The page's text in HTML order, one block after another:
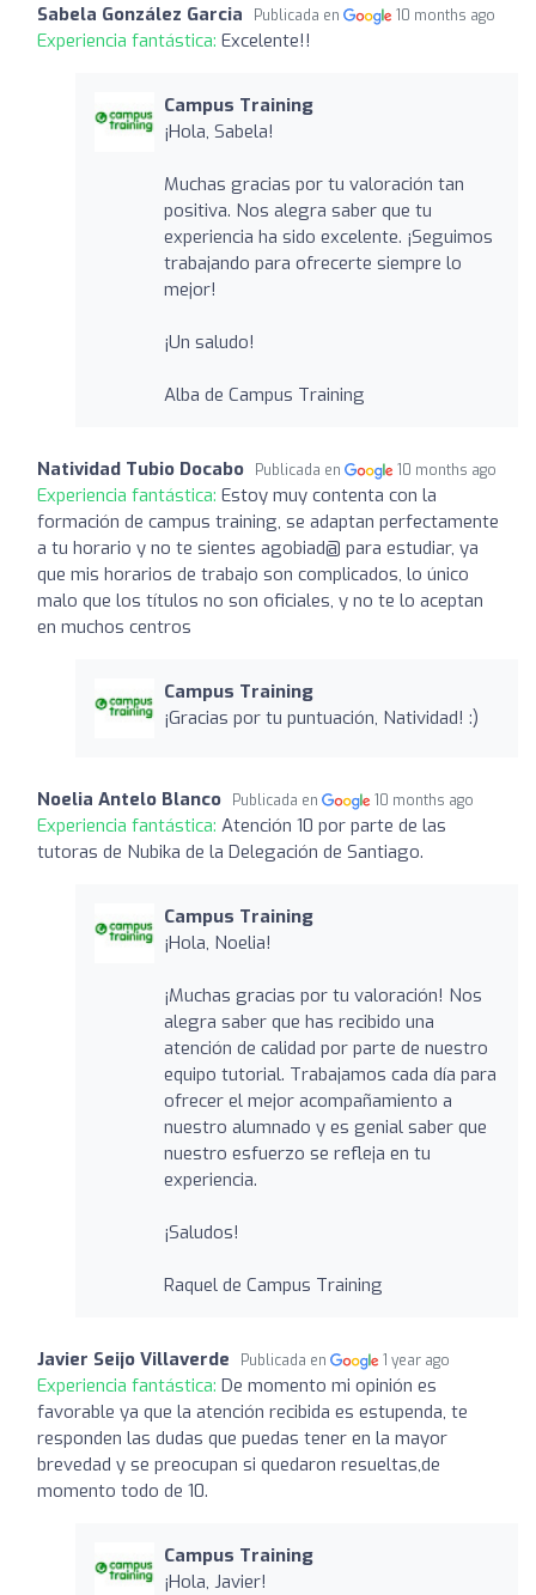
Sabela González Garcia Publicada en 10 months ago
Experiencia fantástica: Excelente!!
Campus Training
¡Hola, Sabela!
Muchas gracias por tu valoración tan
positiva. Nos alegra saber que tu
experiencia ha sido excelente. ¡Seguimos
trabajando para ofrecerte siempre lo
mejor!
¡Un saludo!
Alba de Campus Training
Natividad Tubio Docabo Publicada en 10 months ago
Experiencia fantástica: Estoy muy contenta con la
formación de campus training, se adaptan perfectamente
a tu horario y no te sientes agobiad@ para estudiar, ya
que mis horarios de trabajo son complicados, lo único
malo que los títulos no son oficiales, y no te lo aceptan
en muchos centros
Campus Training
¡Gracias por tu puntuación, Natividad! :)
Noelia Antelo Blanco Publicada en 10 months ago
Experiencia fantástica: Atención 10 por parte de las
tutoras de Nubika de la Delegación de Santiago.
Campus Training
¡Hola, Noelia!
¡Muchas gracias por tu valoración! Nos
alegra saber que has recibido una
atención de calidad por parte de nuestro
equipo tutorial. Trabajamos cada día para
ofrecer el mejor acompañamiento a
nuestro alumnado y es genial saber que
nuestro esfuerzo se refleja en tu
experiencia.
¡Saludos!
Raquel de Campus Training
Javier Seijo Villaverde Publicada en 1 year ago
Experiencia fantástica: De momento mi opinión es
favorable ya que la atención recibida es estupenda, te
responden las dudas que puedas tener en la mayor
brevedad y se preocupan si quedaron resueltas,de
momento todo de 10.
Campus Training
¡Hola, Javier!